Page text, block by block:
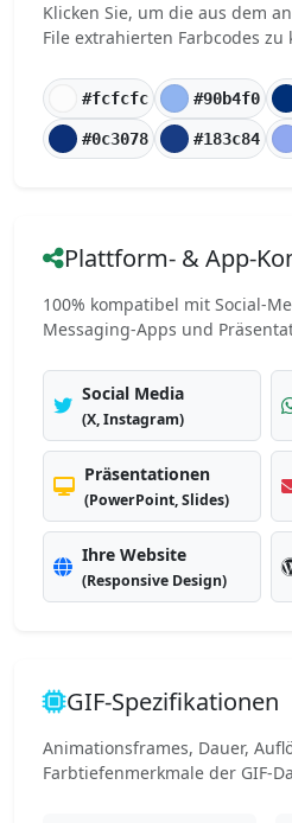
Klicken Sie, um die aus dem
File extrahierten Farbcodes zu
#fcfcfc #90b4f0
#0c3078 #183c84
Plattform- & App-
100% kompatibel mit Social-
Messaging-Apps und
Social Media
(X, Instagram)
Präsentationen
(PowerPoint, Slides)
Ihre Website
(Responsive Design)
GIF-Spezifikationen
Animationsframes, Dauer,
Farbtiefenmerkmale der GIF-